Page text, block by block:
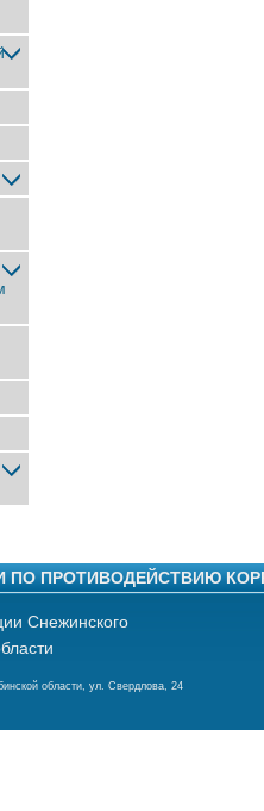
ПО ПРОТИВОДЕЙСТВИЮ
Снежинского
области, ул. Свердлова, 24